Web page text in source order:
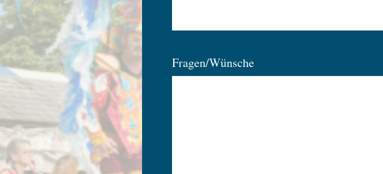
Fragen/Wünsche